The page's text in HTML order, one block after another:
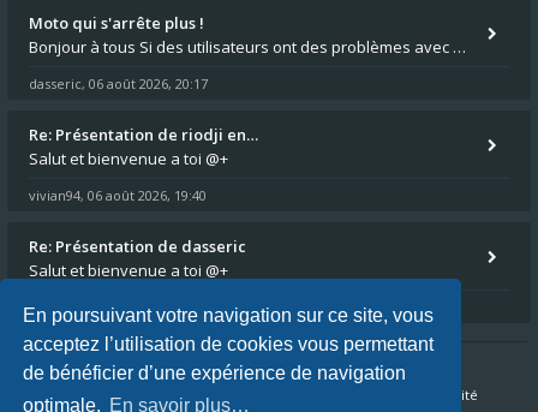
En poursuivant votre navigation sur ce site, vous
acceptez l’utilisation de cookies vous permettant
de bénéficier d’une expérience de navigation
optimale. En savoir plus…
Moto qui s'arrête plus !
Bonjour à tous Si des utilisateurs ont des problèmes avec leur moto qui démarre plus, la mienne ne coupe plus :?: - Je
dasseric, 06 août 2026, 20:17
Re: Présentation de riodji en…
Salut et bienvenue a toi @+
vivian94, 06 août 2026, 19:40
Re: Présentation de dasseric
Salut et bienvenue a toi @+
vivian94 ,06 août 2026, 19:40
Accueil du forum FAQ Confidentialité